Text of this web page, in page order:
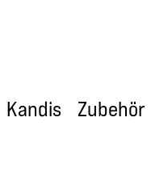
Kandis Zubehör